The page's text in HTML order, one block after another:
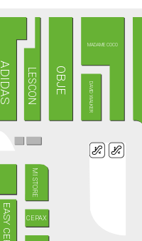
ADIDAS
CEPAX
DAVID WALKER
EASY CEP
LESCON
MADAME COCO
MI STORE
OBJE